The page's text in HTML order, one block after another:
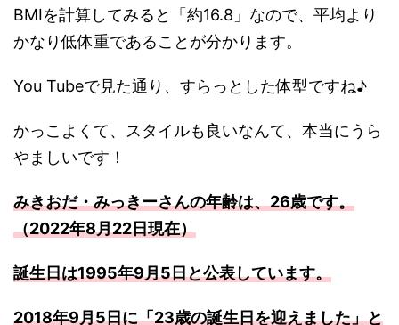
BMIを計算してみると「約16.8」なので、平均より
かなり低体重であることが分かります。
You Tubeで見た通り、すらっとした体型ですね♪
かっこよくて、スタイルも良いなんて、本当にうら
やましいです！
みきおだ・みっきーさんの年齢は、26歳です。
（2022年8月22日現在）
誕生日は1995年9月5日と公表しています。
2018年9月5日に「23歳の誕生日を迎えました」と